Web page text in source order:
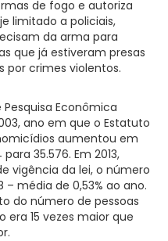
de fogo e autoriza
limitado a policiais,
da arma para
que já estiveram presas
por crimes violentos.
Econômica
ano em que o Estatuto
aumentou em
35.576. Em 2013,
vigência da lei, o número
média de 0,53% ao ano.
do número de pessoas
era 15 vezes maior que